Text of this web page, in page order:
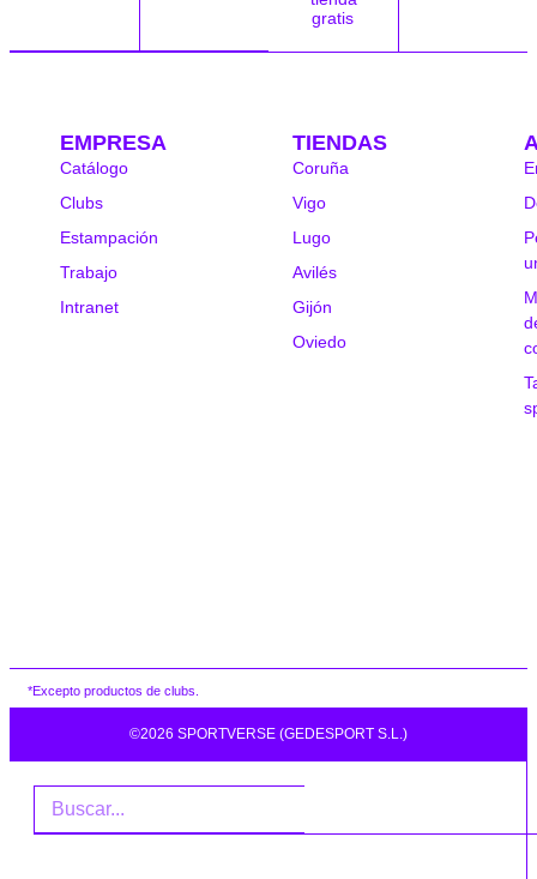
gratis
EMPRESA
Catálogo
Clubs
Estampación
Trabajo
Intranet
TIENDAS
Coruña
Vigo
Lugo
Avilés
Gijón
Oviedo
*Excepto productos de clubs.
©2026 SPORTVERSE (GEDESPORT S.L.)